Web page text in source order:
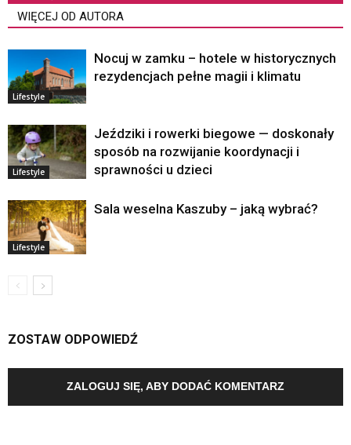
WIĘCEJ OD AUTORA
Lifestyle
Nocuj w zamku – hotele w historycznych
rezydencjach pełne magii i klimatu
Lifestyle
Jeździki i rowerki biegowe — doskonały
sposób na rozwijanie koordynacji i
sprawności u dzieci
Lifestyle
Sala weselna Kaszuby – jaką wybrać?
ZOSTAW ODPOWIEDŹ
ZALOGUJ SIĘ, ABY DODAĆ KOMENTARZ